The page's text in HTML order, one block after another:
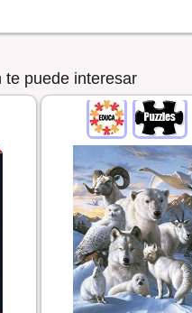
te puede interesar